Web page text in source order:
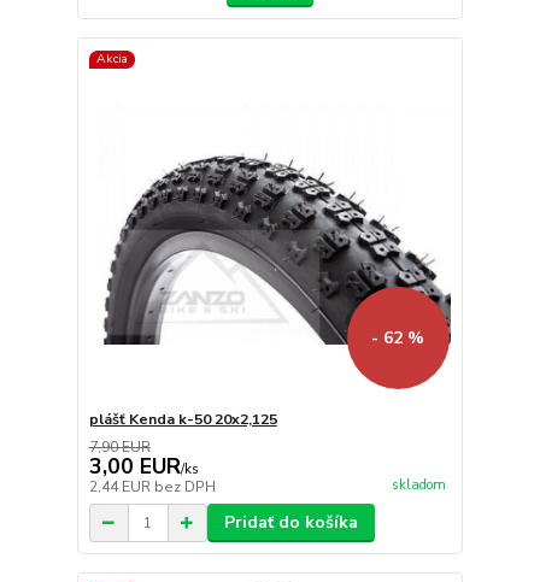
Akcia
- 62 %
plášť Kenda k-50 20x2,125
7,90 EUR
3,00 EUR/ks
2,44 EUR bez DPH skladom
Pridať do košíka